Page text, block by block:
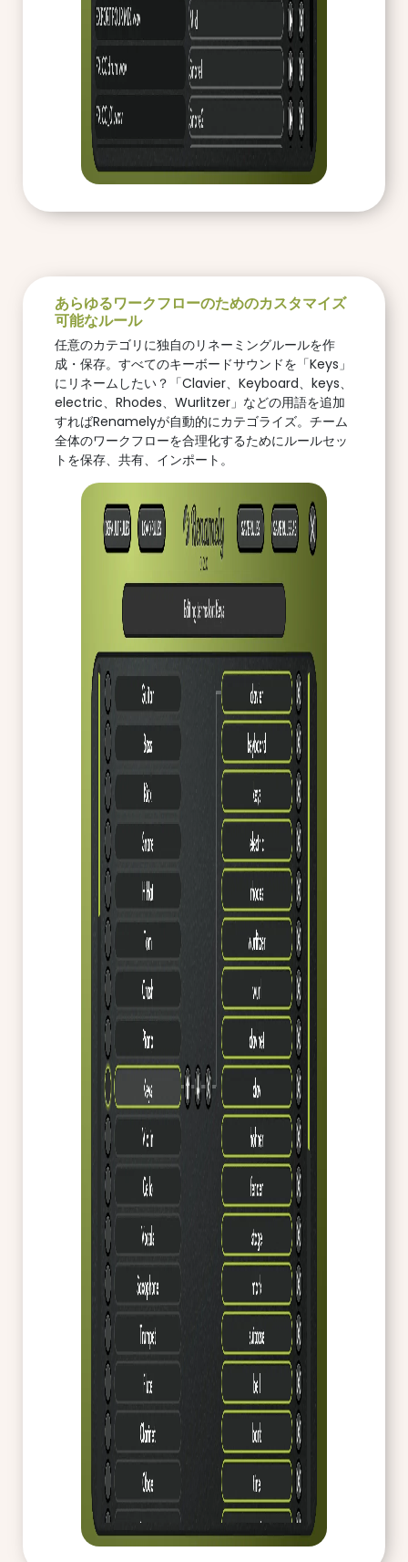
あらゆるワークフローのためのカスタマイズ
可能なルール
任意のカテゴリに独自のリネーミングルールを作
成・保存。すべてのキーボードサウンドを「Keys」
にリネームしたい？「Clavier、Keyboard、keys、
electric、Rhodes、Wurlitzer」などの用語を追加
すればRenamelyが自動的にカテゴライズ。チーム
全体のワークフローを合理化するためにルールセッ
トを保存、共有、インポート。